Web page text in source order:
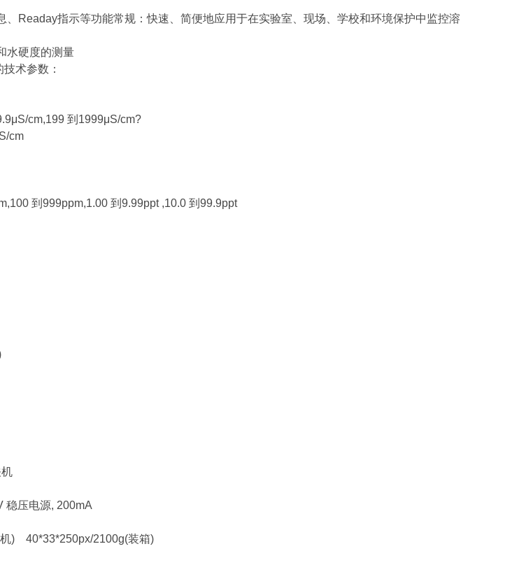
Readay指示等功能常规：快速、简便地应用于在实验室、现场、学校和环境保护中监控溶
水硬度的测量
技术参数：
cm,199 到1999μS/cm?
cm
到999ppm,1.00 到9.99ppt ,10.0 到99.9ppt
稳压电源, 200mA
) 40*33*250px/2100g(装箱)